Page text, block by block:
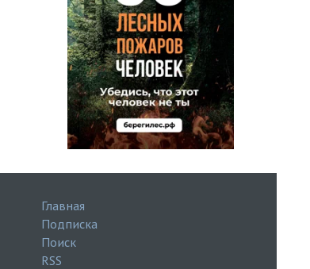
Главная
Подписка
Поиск
RSS